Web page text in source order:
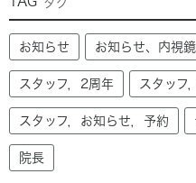
お知らせ お知らせ、内視鏡
スタッフ，2周年 スタッフ
スタッフ，お知らせ，予約
院長